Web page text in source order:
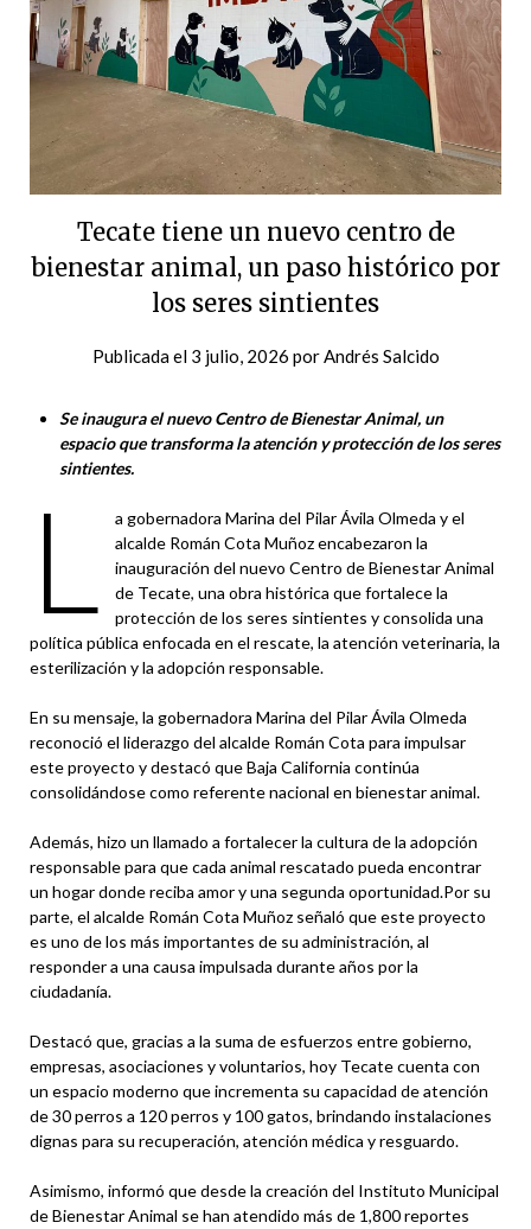
Tecate tiene un nuevo centro de
bienestar animal, un paso histórico por
los seres sintientes
Publicada el 3 julio, 2026 porAndrés Salcido
Se inaugura el nuevo Centro de Bienestar Animal, un
espacio que transforma la atención y protección de los seres
sintientes.
L
a gobernadora Marina del Pilar Ávila Olmeda y el
alcalde Román Cota Muñoz encabezaron la
inauguración del nuevo Centro de Bienestar Animal
de Tecate, una obra histórica que fortalece la
protección de los seres sintientes y consolida una
política pública enfocada en el rescate, la atención veterinaria, la
esterilización y la adopción responsable.
En su mensaje, la gobernadora Marina del Pilar Ávila Olmeda
reconoció el liderazgo del alcalde Román Cota para impulsar
este proyecto y destacó que Baja California continúa
consolidándose como referente nacional en bienestar animal.
Además, hizo un llamado a fortalecer la cultura de la adopción
responsable para que cada animal rescatado pueda encontrar
un hogar donde reciba amor y una segunda oportunidad.Por su
parte, el alcalde Román Cota Muñoz señaló que este proyecto
es uno de los más importantes de su administración, al
responder a una causa impulsada durante años por la
ciudadanía.
Destacó que, gracias a la suma de esfuerzos entre gobierno,
empresas, asociaciones y voluntarios, hoy Tecate cuenta con
un espacio moderno que incrementa su capacidad de atención
de 30 perros a 120 perros y 100 gatos, brindando instalaciones
dignas para su recuperación, atención médica y resguardo.
Asimismo, informó que desde la creación del Instituto Municipal
de Bienestar Animal se han atendido más de 1,800 reportes